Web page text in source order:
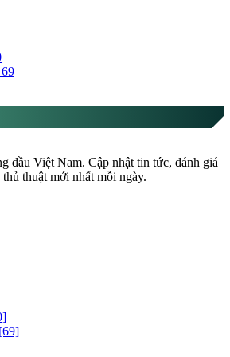
69
đầu Việt Nam. Cập nhật tin tức, đánh giá
thuật mới nhất mỗi ngày.